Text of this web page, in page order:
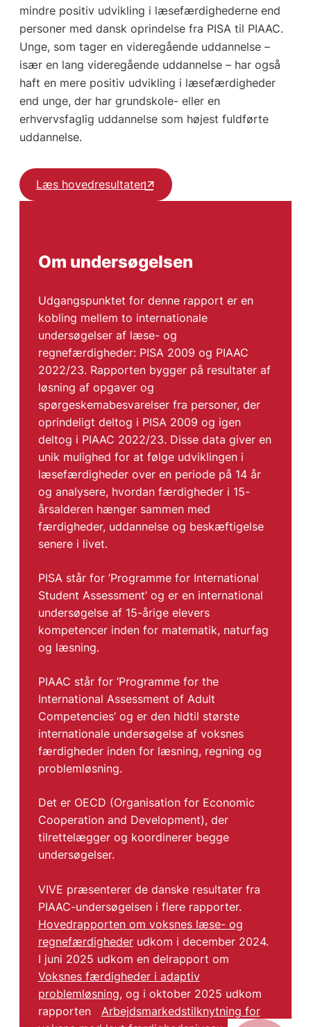
mindre positiv udvikling i læsefærdighederne end
personer med dansk oprindelse fra PISA til PIAAC.
Unge, som tager en videregående uddannelse –
især en lang videregående uddannelse – har også
haft en mere positiv udvikling i læsefærdigheder
end unge, der har grundskole- eller en
erhvervsfaglig uddannelse som højest fuldførte
uddannelse.
Læs hovedresultater
Om undersøgelsen
Udgangspunktet for denne rapport er en
kobling mellem to internationale
undersøgelser af læse- og
regnefærdigheder: PISA 2009 og PIAAC
2022/23. Rapporten bygger på resultater af
løsning af opgaver og
spørgeskemabesvarelser fra personer, der
oprindeligt deltog i PISA 2009 og igen
deltog i PIAAC 2022/23. Disse data giver en
unik mulighed for at følge udviklingen i
læsefærdigheder over en periode på 14 år
og analysere, hvordan færdigheder i 15-
årsalderen hænger sammen med
færdigheder, uddannelse og beskæftigelse
senere i livet.
PISA står for ’Programme for International
Student Assessment’ og er en international
undersøgelse af 15-årige elevers
kompetencer inden for matematik, naturfag
og læsning.
PIAAC står for ’Programme for the
International Assessment of Adult
Competencies’ og er den hidtil største
internationale undersøgelse af voksnes
færdigheder inden for læsning, regning og
problemløsning.
Det er OECD (Organisation for Economic
Cooperation and Development), der
tilrettelægger og koordinerer begge
undersøgelser.
VIVE præsenterer de danske resultater fra
PIAAC-undersøgelsen i flere rapporter.
Hovedrapporten om voksnes læse- og
regnefærdighederudkom i december 2024.
I juni 2025 udkom en delrapport om
Voksnes færdigheder i adaptiv
problemløsning, og i oktober 2025 udkom
rapporten Arbejdsmarkedstilknytning for